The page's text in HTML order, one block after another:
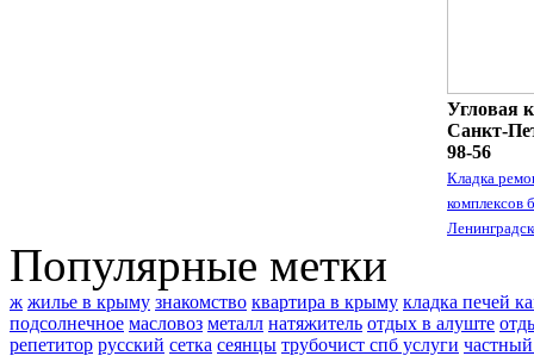
Угловая
Санкт-
98-56
Кладка
комплексов
Популярные метки
ж жилье в крыму знакомство квартира в крыму кладка печей
подсолнечное масловоз металл натяжитель отдых в алуште
репетитор русский сетка сеянцы трубочист спб услуги